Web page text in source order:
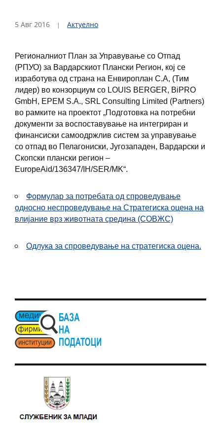
5 Авг 2016 Актуелно
Регионалниот План за Управување со Отпад
(РПУО) за Вардарскиот Плански Регион, кој се
изработува од страна на Енвироплан С.А, (Тим
лидер) во конзорциум со LOUIS BERGER, BiPRO
GmbH, EPEM S.A., SRL Consulting Limited (Partners)
во рамките на проектот „Подготовка на потребни
документи за воспоставување на интегриран и
финансиски самоодржлив систем за управување
со отпад во Пелагониски, Југозападен, Вардарски и
Скопски плански регион –
EuropeAid/136347/IH/SER/MK“.
Формулар за потребата од спроведување
односно неспроведување на Стратегиска оцена на
влијание врз животната средина (СОВЖС)
Одлука за спроведување на стратегиска оцена.